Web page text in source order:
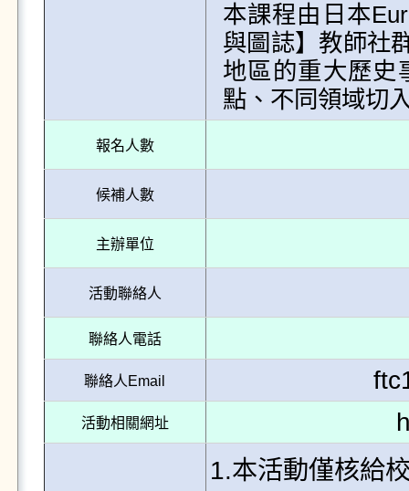
本課程由日本
與圖誌】教師社
地區的重大歷史
點、不同領域切
報名人數
候補人數
主辦單位
活動聯絡人
聯絡人電話
聯絡人Email
活動相關網址
1.本活動僅核給